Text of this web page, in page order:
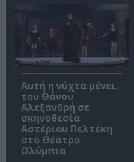
Αυτή η νύχτα μένει,
του Θάνου
Αλεξανδρή σε
σκηνοθεσία
Αστέριου Πελτέκη
στο Θέατρο
Ολύμπια